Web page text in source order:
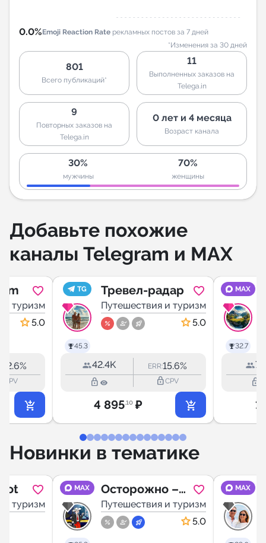
0.0%Emoji Reaction Rate рекламных постов за 7 дней
*Изменения за 30 дней
801
Всего публикаций*
11
Выполненных заказов на
Telega.in
9
Повторных заказов на
Telega.in
0 лет и 4 месяца
Возраст канала
30%
мужчины
70%
женщины
Добавьте похожие
каналы Telegram и MAX
и туризм
5.0
22.6%
CPV
TG
45.3
Тревел-радар
Путешествия и туризм
5.0
42.4K ERR:15.6%
lock_outline lock_outlineCPV
4 895.10 ₽
MAX
32.7
lock_outline
1
Новинки в тематике
и туризм
MAX
Осторожно –
Китай!
Путешествия и туризм
5.0
MAX